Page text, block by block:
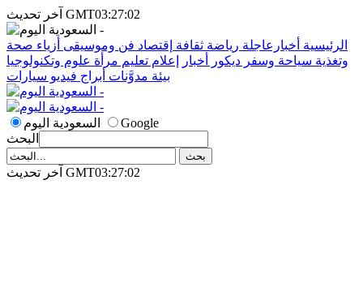
آخر تحديث GMT03:27:02
الرئيسية أخبارعاجلة رياضة ثقافة إقتصاد فن وموسيقى أزياء صحة
وتغذية سياحة وسفر ديكور أخبار إعلام تعليم مرأة علوم وتكنولوجيا
بيئة مدوَّنات أبراج فيديو سيارات
السعودية اليوم
Google
البحث
آخر تحديث GMT03:27:02